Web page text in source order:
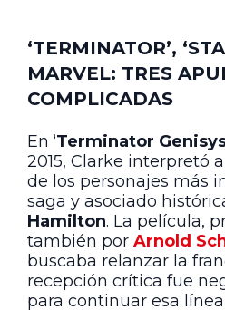
‘TERMINATOR’,
MARVEL: TRES
COMPLICADAS
En ‘Terminator
2015, Clarke interpretó
de los personajes más
saga y asociado
Hamilton. La película,
también por Arnold
buscaba relanzar la
recepción crítica fue
para continuar esa